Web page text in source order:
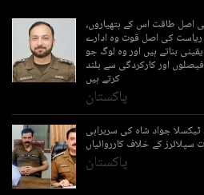
اصل طاقت اس کے ہتھیاروں،
ریاست کی اصل قوت وہ ادارے
بناتے ہیں اور وہ لوگ جو
فیصلوں اور کارکردگی سے بلند
کرتے ہیں
پاکستان
ٹیکسلا جواد شاہ کی سربراہی
کے خلاف کارروائیاں
پاکستان